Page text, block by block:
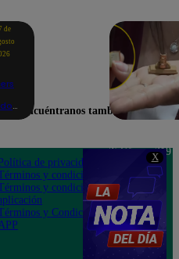
X
de
de
Encuéntranos también en
Política de privacidad
y condiciones
y condiciones
y Condiciones
Teléfono: 219
Av. San
Felipe 968
Jesús María